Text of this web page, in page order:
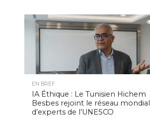
EN BREF
IA Éthique : Le Tunisien Hichem
Besbes rejoint le réseau mondial
d’experts de l’UNESCO